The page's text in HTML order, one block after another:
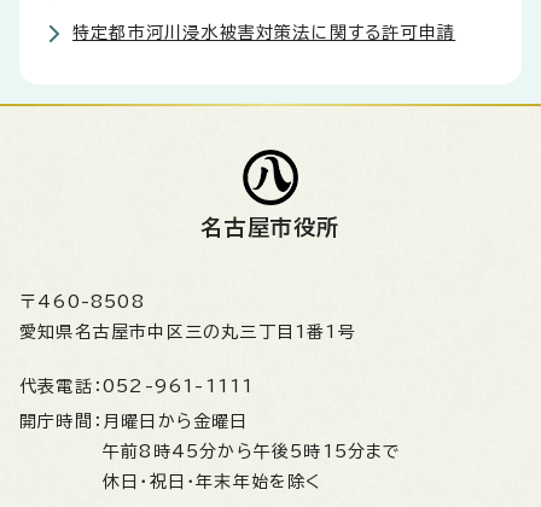
特定都市河川浸水被害対策法に関する許可申請
名古屋市役所
〒460-8508
愛知県名古屋市中区三の丸三丁目1番1号
代表電話： 052-961-1111
開庁時間： 月曜日から金曜日
午前8時45分から午後5時15分まで
休日・祝日・年末年始を除く